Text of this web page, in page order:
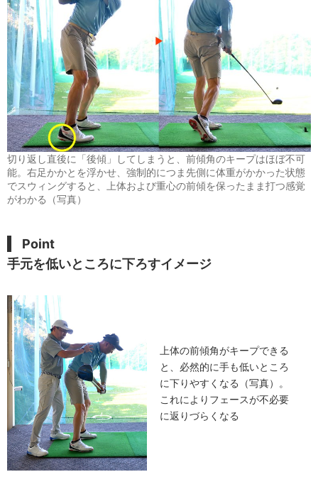
切り返し直後に「後傾」してしまうと、前傾角のキープはほぼ不可
能。右足かかとを浮かせ、強制的につま先側に体重がかかった状態
でスウィングすると、上体および重心の前傾を保ったまま打つ感覚
がわかる（写真）
Point
手元を低いところに下ろすイメージ
上体の前傾角がキープできる
と、必然的に手も低いところ
に下りやすくなる（写真）。
これによりフェースが不必要
に返りづらくなる